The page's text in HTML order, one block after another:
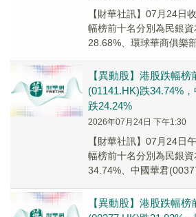
【財華社訊】07月24日
幅榜前十名分別為民銀
28.68%、環球華商俱樂
【異動股】港股跌幅
(01141.HK)跌34.74%
跌24.24%
2026年07月24日 下午1:30
【財華社訊】07月24日
幅榜前十名分別為民銀
34.74%、中國華君
【異動股】港股跌幅